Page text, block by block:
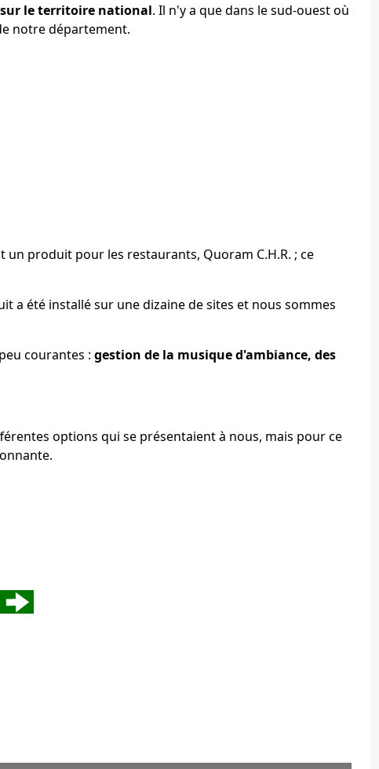
le territoire national. Il n'y a que dans le sud-ouest où
notre département.
produit pour les restaurants, Quoram C.H.R. ; ce
a été installé sur une dizaine de sites et nous sommes
courantes : gestion de la musique d'ambiance, des
options qui se présentaient à nous, mais pour ce